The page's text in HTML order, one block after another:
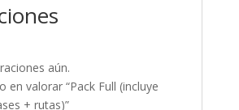
aún.
en valorar “Pack Full (incluye
+ rutas)”